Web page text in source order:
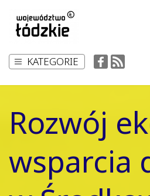
KATEGORIE
Rozwój
wsparcia